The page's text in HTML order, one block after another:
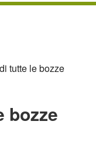
tutte le bozze
bozze